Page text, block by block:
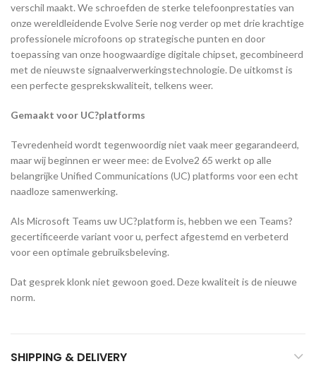
verschil maakt. We schroefden de sterke telefoonprestaties van
onze wereldleidende Evolve Serie nog verder op met drie krachtige
professionele microfoons op strategische punten en door
toepassing van onze hoogwaardige digitale chipset, gecombineerd
met de nieuwste signaalverwerkingstechnologie. De uitkomst is
een perfecte gesprekskwaliteit, telkens weer.
Gemaakt voor UC?platforms
Tevredenheid wordt tegenwoordig niet vaak meer gegarandeerd,
maar wij beginnen er weer mee: de Evolve2 65 werkt op alle
belangrijke Unified Communications (UC) platforms voor een echt
naadloze samenwerking.
Als Microsoft Teams uw UC?platform is, hebben we een Teams?
gecertificeerde variant voor u, perfect afgestemd en verbeterd
voor een optimale gebruiksbeleving.
Dat gesprek klonk niet gewoon goed. Deze kwaliteit is de nieuwe
norm.
SHIPPING & DELIVERY